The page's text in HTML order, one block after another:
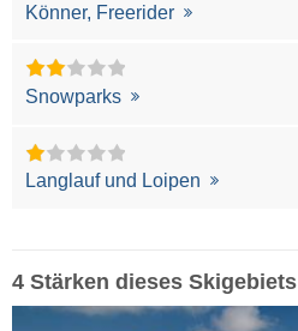
Könner, Freerider
Snowparks
Langlauf und Loipen
4 Stärken dieses Skigebiets